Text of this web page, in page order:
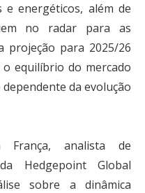
energéticos, além de
no radar para as
projeção para 2025/26
equilíbrio do mercado
da evolução
França, analista de
Hedgepoint Global
sobre a dinâmica